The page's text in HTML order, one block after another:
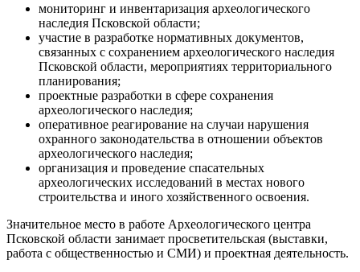
мониторинг и инвентаризация археологического
наследия Псковской области;
участие в разработке нормативных документов,
связанных с сохранением археологического наследия
Псковской области, мероприятиях территориального
планирования;
проектные разработки в сфере сохранения
археологического наследия;
оперативное реагирование на случаи нарушения
охранного законодательства в отношении объектов
археологического наследия;
организация и проведение спасательных
археологических исследований в местах нового
строительства и иного хозяйственного освоения.
Значительное место в работе Археологического центра
Псковской области занимает просветительская (выставки,
работа с общественностью и СМИ) и проектная деятельность.